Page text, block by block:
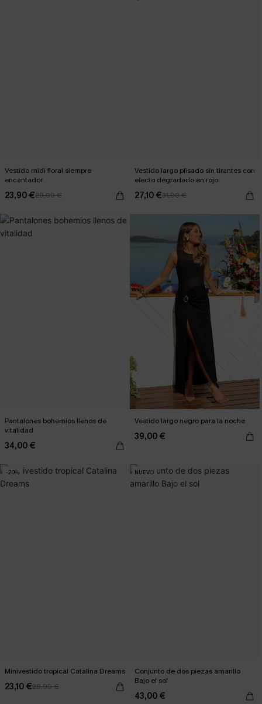
Vestido midi floral siempre
encantador
23,90 €29,90 €
Vestido largo plisado sin tirantes con
efecto degradado en rojo
27,10 €31,90 €
Pantalones bohemios llenos de
vitalidad
34,00 €
Vestido largo negro para la noche
39,00 €
-20%
Minivestido tropical Catalina Dreams
23,10 €28,90 €
NUEVO
Conjunto de dos piezas amarillo
Bajo el sol
43,00 €